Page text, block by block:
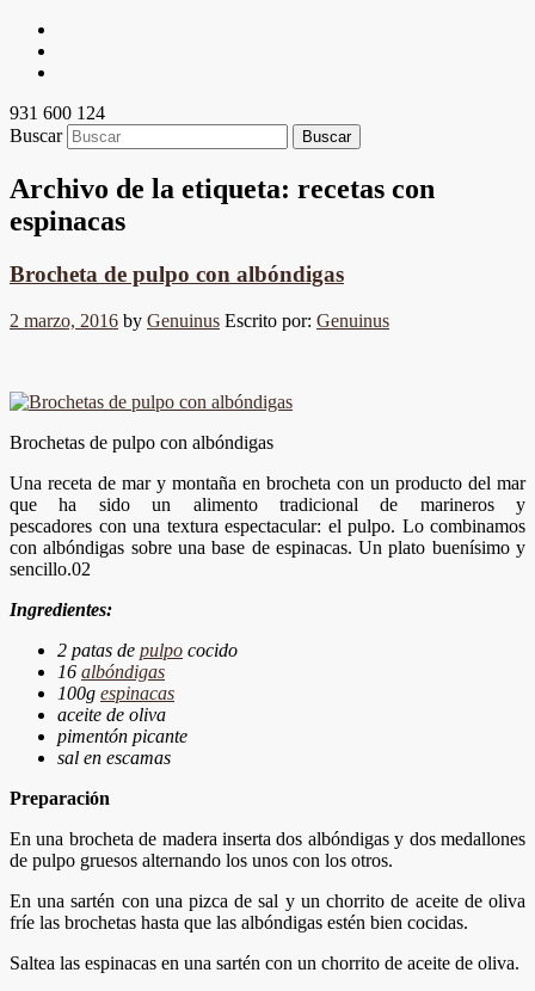
931 600 124
Buscar
Archivo de la etiqueta: recetas con
espinacas
Brocheta de pulpo con albóndigas
2 marzo, 2016 by Genuinus Escrito por: Genuinus
Brochetas de pulpo con albóndigas
Una receta de mar y montaña en brocheta con un producto del mar
que ha sido un alimento tradicional de marineros y
pescadores con una textura espectacular: el pulpo. Lo combinamos
con albóndigas sobre una base de espinacas. Un plato buenísimo y
sencillo.02
Ingredientes:
2 patas de pulpo cocido
16 albóndigas
100g espinacas
aceite de oliva
pimentón picante
sal en escamas
Preparación
En una brocheta de madera inserta dos albóndigas y dos medallones
de pulpo gruesos alternando los unos con los otros.
En una sartén con una pizca de sal y un chorrito de aceite de oliva
fríe las brochetas hasta que las albóndigas estén bien cocidas.
Saltea las espinacas en una sartén con un chorrito de aceite de oliva.